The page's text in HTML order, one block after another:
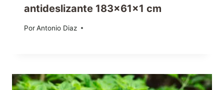
antideslizante 183x61x1 cm
PorAntonio Diaz
16/05/2024